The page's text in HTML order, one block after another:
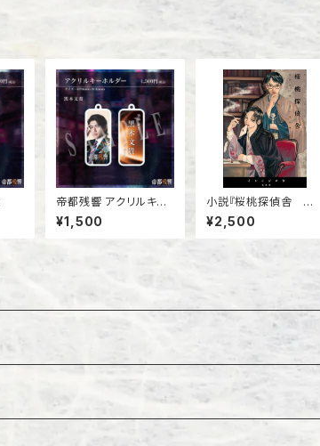
帝都残響 アクリルキー
ホルダー
¥1,500
小説『桜桃探偵舎 太
宰治と檀一雄の事件
簿』私家版
¥2,500